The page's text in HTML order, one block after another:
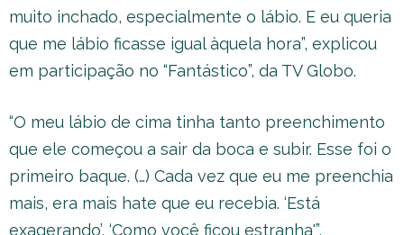
muito inchado, especialmente o lábio. E eu queria
que me lábio ficasse igual àquela hora”, explicou
em participação no “Fantástico”, da TV Globo.
“O meu lábio de cima tinha tanto preenchimento
que ele começou a sair da boca e subir. Esse foi o
primeiro baque. (…) Cada vez que eu me preenchia
mais, era mais hate que eu recebia. ‘Está
exagerando’, ‘Como você ficou estranha'”,